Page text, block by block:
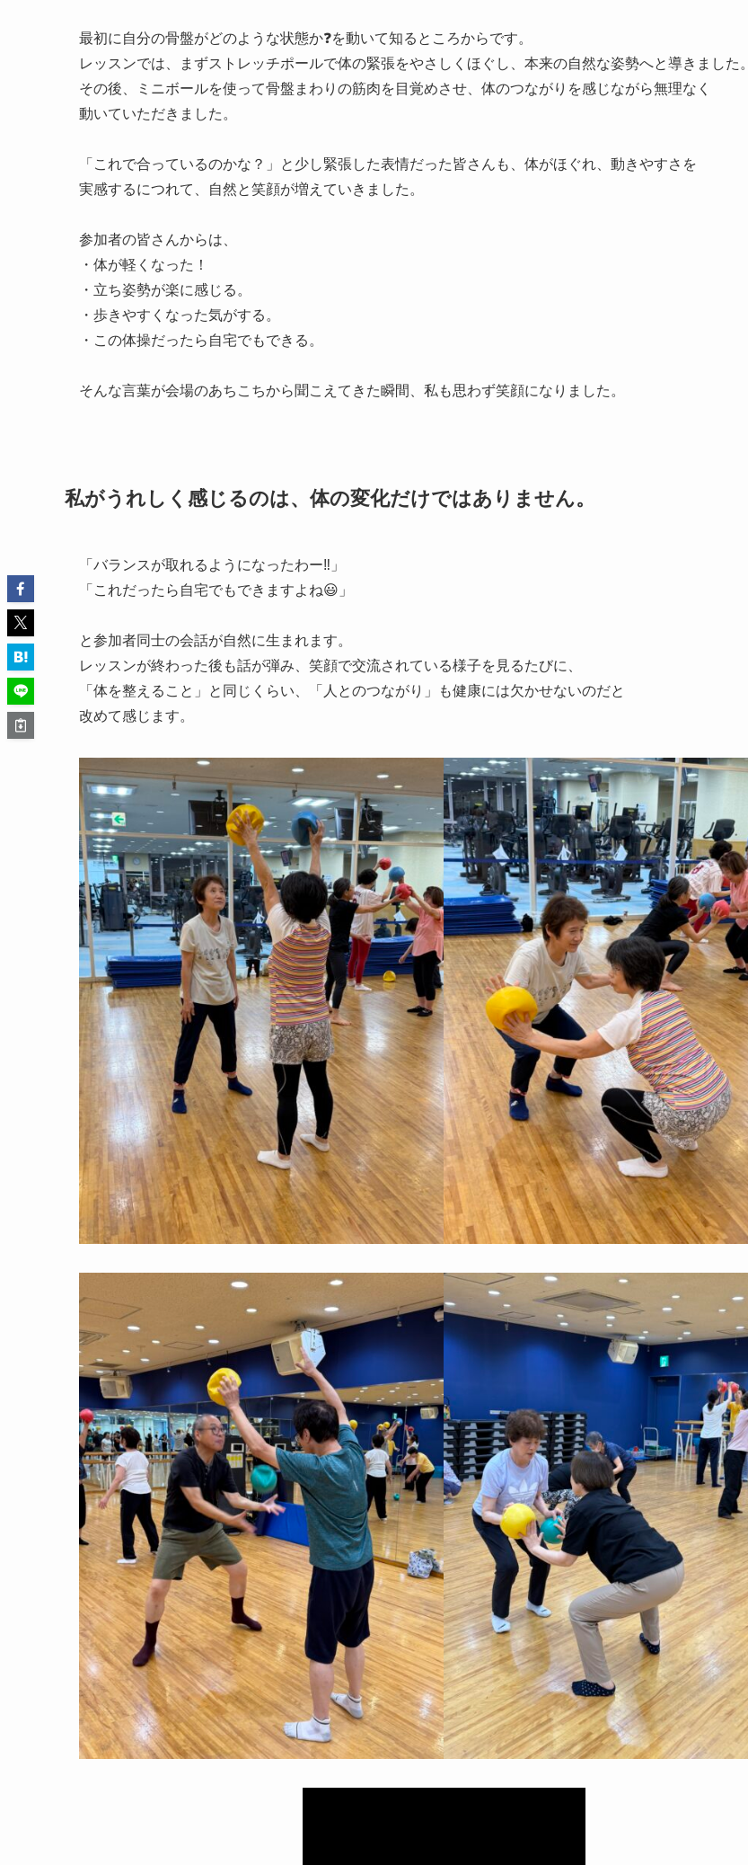
最初に自分の骨盤がどのような状態か❓を動いて知るところからです。
レッスンでは、まずストレッチポールで体の緊張をやさしくほぐし、本来の自然な姿勢へと導きました。
その後、ミニボールを使って骨盤まわりの筋肉を目覚めさせ、体のつながりを感じながら無理なく
動いていただきました。
「これで合っているのかな？」と少し緊張した表情だった皆さんも、体がほぐれ、動きやすさを
実感するにつれて、自然と笑顔が増えていきました。
参加者の皆さんからは、
・体が軽くなった！
・立ち姿勢が楽に感じる。
・歩きやすくなった気がする。
・この体操だったら自宅でもできる。
そんな言葉が会場のあちこちから聞こえてきた瞬間、私も思わず笑顔になりました。
私がうれしく感じるのは、体の変化だけではありません。
「バランスが取れるようになったわー‼️」
「これだったら自宅でもできますよね😃」
と参加者同士の会話が自然に生まれます。
レッスンが終わった後も話が弾み、笑顔で交流されている様子を見るたびに、
「体を整えること」と同じくらい、「人とのつながり」も健康には欠かせないのだと
改めて感じます。